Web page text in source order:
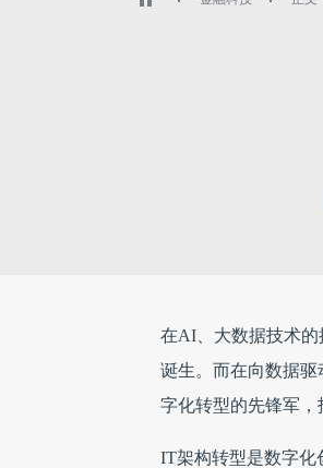
在AI、大数据技术
诞生。而在向数据
字化转型的先锋军，
IT架构转型是数字化